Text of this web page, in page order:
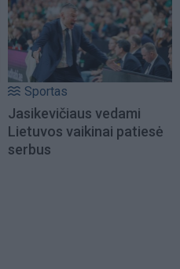
Sportas
Jasikevičiaus vedami
Lietuvos vaikinai patiesė
serbus